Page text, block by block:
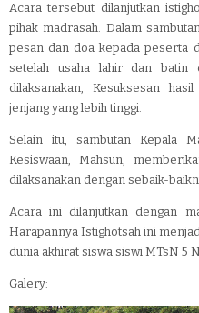
Acara tersebut dilanjutkan
pihak madrasah. Dalam
pesan dan doa kepada peserta
setelah usaha lahir dan batin
dilaksanakan, Kesuksesan
jenjang yang lebih tinggi.
Selain itu, sambutan Kepala
Kesiswaan, Mahsun,
dilaksanakan dengan sebaik-
Acara ini dilanjutkan dengan
Harapannya Istighotsah ini
dunia akhirat siswa siswi MTsN 5
Galery: